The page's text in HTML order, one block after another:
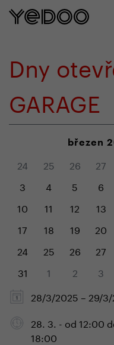
Dny
GARAGE
březen
24 25 26 27
3 4 5 6
10 11 12 13
17 18 19 20
24 25 26 27
31 1 2 3
28/3/2025 – 29/
28. 3. - od 12:00
18:00